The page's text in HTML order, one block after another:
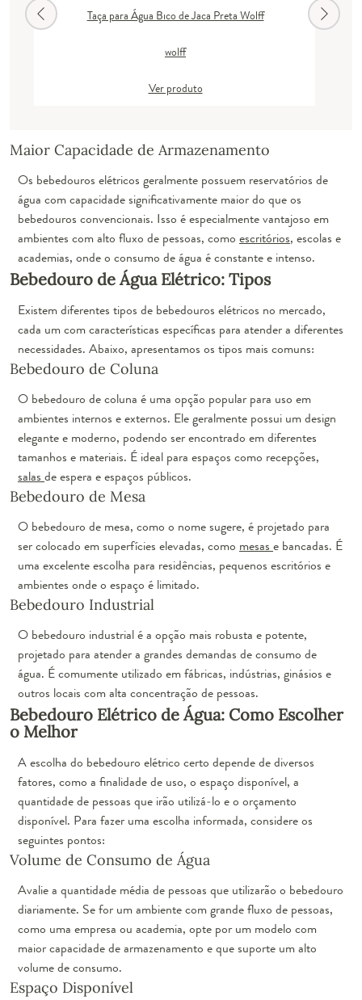
Taça para Água Bico de Jaca Preta Wolff
wolff
Ver produto
Maior Capacidade de Armazenamento
Os bebedouros elétricos geralmente possuem reservatórios de
água com capacidade significativamente maior do que os
bebedouros convencionais. Isso é especialmente vantajoso em
ambientes com alto fluxo de pessoas, como escritórios, escolas e
academias, onde o consumo de água é constante e intenso.
Bebedouro de Água Elétrico: Tipos
Existem diferentes tipos de bebedouros elétricos no mercado,
cada um com características específicas para atender a diferentes
necessidades. Abaixo, apresentamos os tipos mais comuns:
Bebedouro de Coluna
O bebedouro de coluna é uma opção popular para uso em
ambientes internos e externos. Ele geralmente possui um design
elegante e moderno, podendo ser encontrado em diferentes
tamanhos e materiais. É ideal para espaços como recepções,
salas de espera e espaços públicos.
Bebedouro de Mesa
O bebedouro de mesa, como o nome sugere, é projetado para
ser colocado em superfícies elevadas, como mesas e bancadas. É
uma excelente escolha para residências, pequenos escritórios e
ambientes onde o espaço é limitado.
Bebedouro Industrial
O bebedouro industrial é a opção mais robusta e potente,
projetado para atender a grandes demandas de consumo de
água. É comumente utilizado em fábricas, indústrias, ginásios e
outros locais com alta concentração de pessoas.
Bebedouro Elétrico de Água: Como Escolher
o Melhor
A escolha do bebedouro elétrico certo depende de diversos
fatores, como a finalidade de uso, o espaço disponível, a
quantidade de pessoas que irão utilizá-lo e o orçamento
disponível. Para fazer uma escolha informada, considere os
seguintes pontos:
Volume de Consumo de Água
Avalie a quantidade média de pessoas que utilizarão o bebedouro
diariamente. Se for um ambiente com grande fluxo de pessoas,
como uma empresa ou academia, opte por um modelo com
maior capacidade de armazenamento e que suporte um alto
volume de consumo.
Espaço Disponível